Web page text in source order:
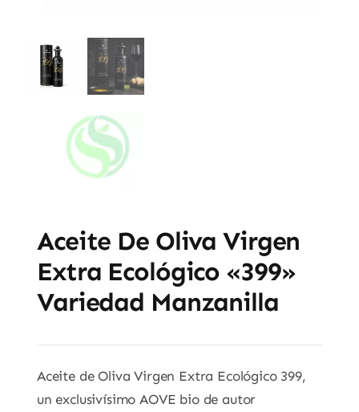
Aceite De Oliva Virgen
Extra Ecológico «399»
Variedad Manzanilla
Aceite de Oliva Virgen Extra Ecológico 399,
un exclusivísimo AOVE bio de autor